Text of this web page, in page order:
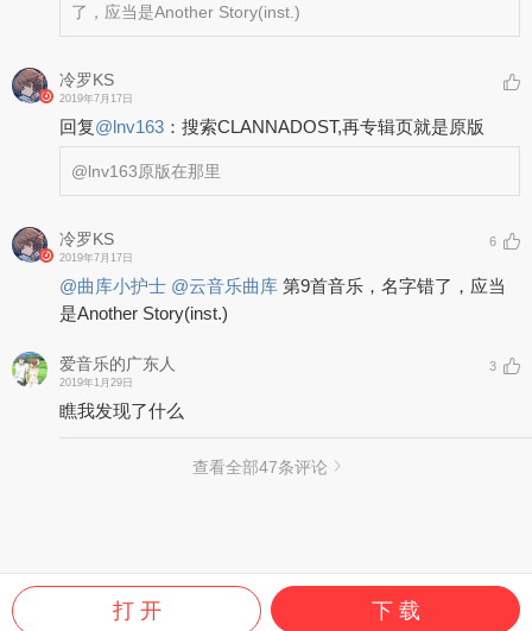
了，应当是Another Story(inst.)
冷罗KS
2019年7月17日
回复@lnv163 ： 搜索CLANNADOST,再专辑页就是原版
@lnv163原版在那里
冷罗KS
2019年7月17日
6
@曲库小护士 @云音乐曲库 第9首音乐，名字错了，应当
是Another Story(inst.)
爱音乐的广东人
2019年1月29日
3
瞧我发现了什么
查看全部47条评论
打 开 下 载